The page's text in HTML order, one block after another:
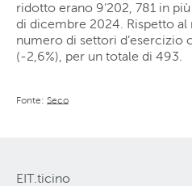
ridotto erano 9’202, 781 in
di dicembre 2024. Rispetto
numero di settori d’esercizio
(-2,6%), per un totale di 493.
Fonte: Seco
EIT.ticino